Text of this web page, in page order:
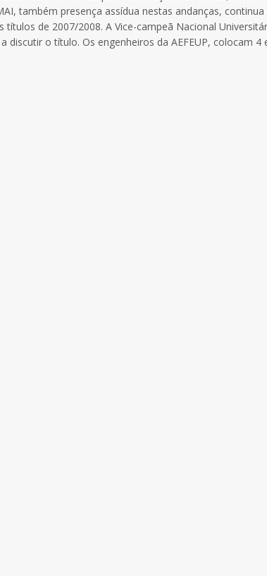
também presença assídua nestas andanças,
de 2007/2008. A Vice-campeã Nacional
discutir o título. Os engenheiros da AEFEUP, colocam 4